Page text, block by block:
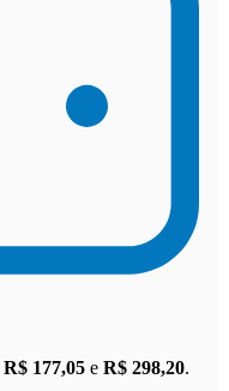
R$ 177,05 e R$ 298,20.